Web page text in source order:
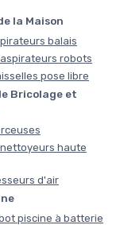
la Maison
balais
robots
pose libre
Bricolage et
haute
d'air
piscine à batterie